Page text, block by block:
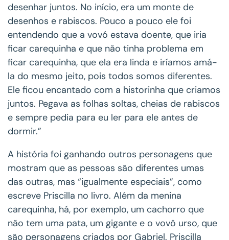
desenhar juntos. No início, era um monte de
desenhos e rabiscos. Pouco a pouco ele foi
entendendo que a vovó estava doente, que iria
ficar carequinha e que não tinha problema em
ficar carequinha, que ela era linda e iríamos amá-
la do mesmo jeito, pois todos somos diferentes.
Ele ficou encantado com a historinha que criamos
juntos. Pegava as folhas soltas, cheias de rabiscos
e sempre pedia para eu ler para ele antes de
dormir.”
A história foi ganhando outros personagens que
mostram que as pessoas são diferentes umas
das outras, mas “igualmente especiais”, como
escreve Priscilla no livro. Além da menina
carequinha, há, por exemplo, um cachorro que
não tem uma pata, um gigante e o vovô urso, que
são personagens criados por Gabriel. Priscilla